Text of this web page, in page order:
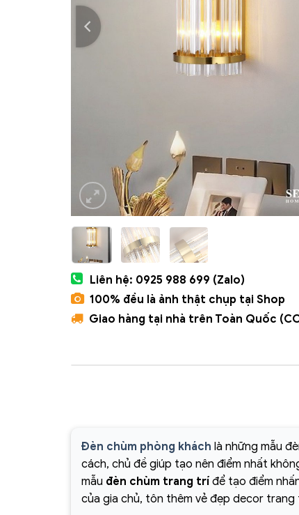
Liên hệ: 0925 988 699 (Zalo)
100% đều là ảnh thật chụp tại Shop
Giao hàng tại nhà trên Toàn Quốc
Đèn chùm phòng khách là những mẫu
cách, chủ đề giúp tạo nên điểm nhất
mẫu đèn chùm trang trí để tạo điểm
của gia chủ, tôn thêm vẻ đẹp decor trang